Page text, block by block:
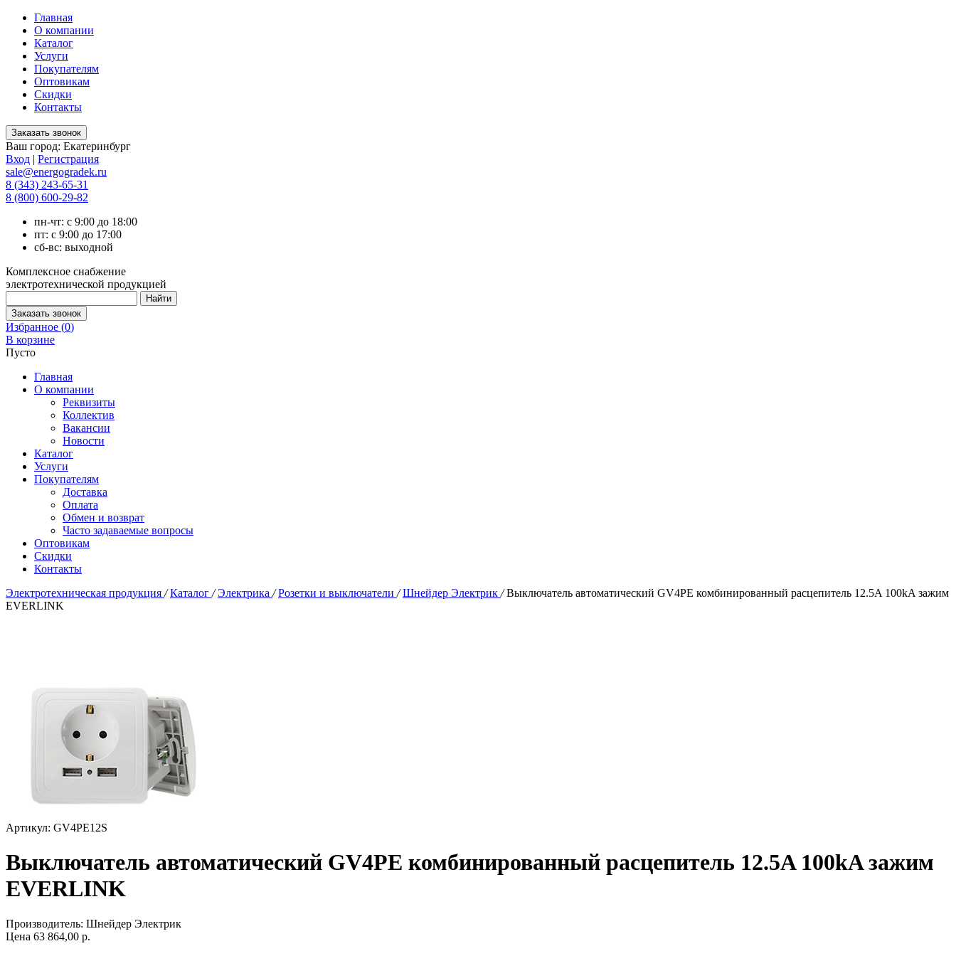
Главная
О компании
Каталог
Услуги
Покупателям
Оптовикам
Скидки
Контакты
Ваш город: Екатеринбург
Вход | Регистрация
sale@energogradek.ru
8 (343) 243-65-31
8 (800) 600-29-82
пн-чт: с 9:00 до 18:00
пт: с 9:00 до 17:00
сб-вс: выходной
Комплексное снабжение
электротехнической продукцией
Избранное (0)
В корзине
Пусто
Главная
О компании
Реквизиты
Коллектив
Вакансии
Новости
Каталог
Услуги
Покупателям
Доставка
Оплата
Обмен и возврат
Часто задаваемые вопросы
Оптовикам
Скидки
Контакты
Электротехническая продукция / Каталог / Электрика / Розетки и выключатели / Шнейдер Электрик / Выключатель автоматический GV4PE комбинированный расцепитель 12.5A 100kA зажим
EVERLINK
Артикул: GV4PE12S
Выключатель автоматический GV4PE комбинированный расцепитель 12.5A 100kA зажим
EVERLINK
Производитель: Шнейдер Электрик
Цена 63 864,00 р.